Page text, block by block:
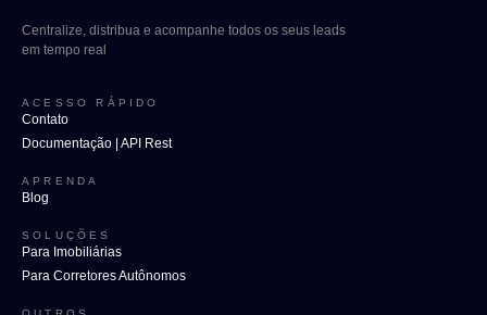
Centralize, distribua e acompanhe todos os seus leads
em tempo real
ACESSO RÁPIDO
Contato
Documentação | API Rest
APRENDA
Blog
SOLUÇÕES
Para Imobiliárias
Para Corretores Autônomos